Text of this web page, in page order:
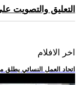
التعليق والتصويت
اخر الافلام
.. اتحاد العمل النسائي